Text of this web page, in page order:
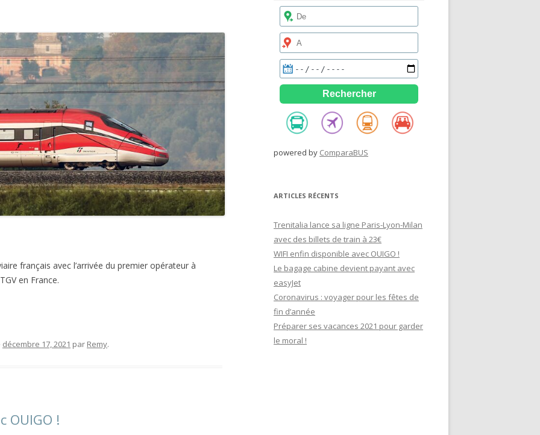
français avec l’arrivée du premier opérateur à
en France.
décembre 17, 2021 par Remy.
OUIGO !
powered by ComparaBUS
ARTICLES RÉCENTS
Trenitalia lance sa ligne Paris-Lyon-Milan
avec des billets de train à 23€
WIFI enfin disponible avec OUIGO !
Le bagage cabine devient payant avec
easyJet
Coronavirus : voyager pour les fêtes de
fin d’année
Préparer ses vacances 2021 pour garder
le moral !